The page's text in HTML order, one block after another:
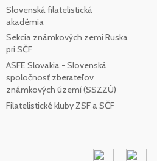
Slovenská filatelistická
akadémia
Sekcia známkových zemí Ruska
pri SČF
ASFE Slovakia - Slovenská
spoločnosť zberateľov
známkových území (SSZZÚ)
Filatelistické kluby ZSF a SČF